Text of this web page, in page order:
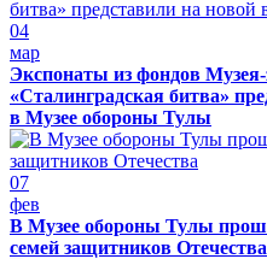
04
мар
Экспонаты из фондов Музея-
«Сталинградская битва»
в Музее обороны Тулы
07
фев
В Музее обороны Тулы
семей защитников Отечества